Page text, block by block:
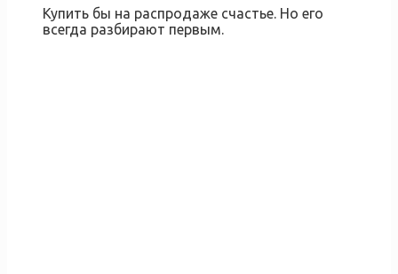
Купить бы на распродаже счастье. Но его
всегда разбирают первым.